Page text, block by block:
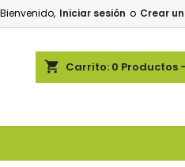
Bienvenido, Iniciar sesión o Crear
shopping_cart Carrito: 0 Productos